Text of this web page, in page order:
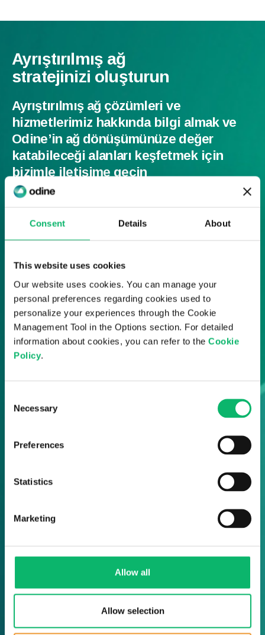
Consent Details About
This website uses cookies
Our website uses cookies. You can manage your
personal preferences regarding cookies used to
personalize your experiences through the Cookie
Management Tool in the Options section. For detailed
information about cookies, you can refer to the Cookie
Policy.
Selection
Necessary
Preferences
Statistics
Marketing
Allow all
Allow selection
Ayrıştırılmış ağ
stratejinizi oluşturun
Ayrıştırılmış ağ çözümleri ve
hizmetlerimiz hakkında bilgi almak ve
Odine’in ağ dönüşümünüze değer
katabileceği alanları keşfetmek için
bizimle iletişime geçin